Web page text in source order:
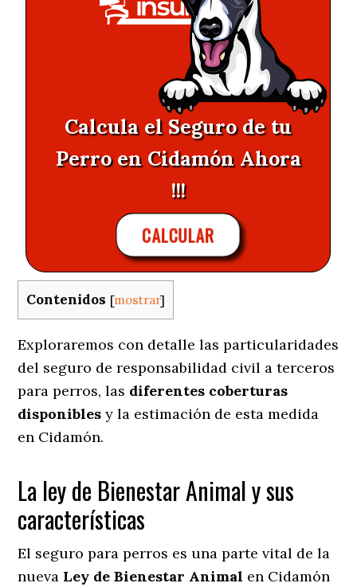
Calcula el Seguro de tu
Perro en Cidamón Ahora
!!!
CALCULAR
Contenidos [mostrar]
Exploraremos con detalle las particularidades
del seguro de responsabilidad civil a terceros
para perros, las diferentes coberturas
disponibles y la estimación de esta medida
en Cidamón.
La ley de Bienestar Animal y sus
características
El seguro para perros es una parte vital de la
nueva Ley de Bienestar Animal en Cidamón